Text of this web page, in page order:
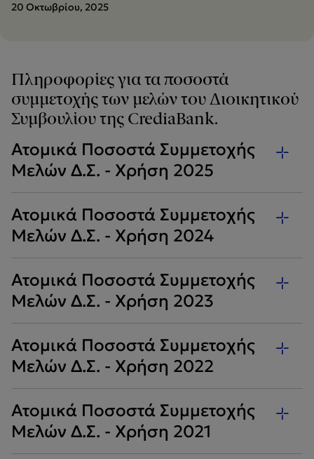
20 Οκτωβρίου, 2025
Πληροφορίες για τα ποσοστά
συμμετοχής των μελών του Διοικητικού
Συμβουλίου της CrediaBank.
Ατομικά Ποσοστά Συμμετοχής
Μελών Δ.Σ. - Χρήση 2025
Ατομικά Ποσοστά Συμμετοχής
Μελών Δ.Σ. - Χρήση 2024
Ατομικά Ποσοστά Συμμετοχής
Μελών Δ.Σ. - Χρήση 2023
Ατομικά Ποσοστά Συμμετοχής
Μελών Δ.Σ. - Χρήση 2022
Ατομικά Ποσοστά Συμμετοχής
Μελών Δ.Σ. - Χρήση 2021